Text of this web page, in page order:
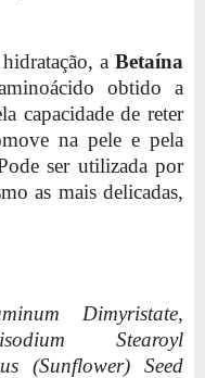
a Betaína
obtido a
capacidade de reter
na pele e pela
ser utilizada por
as mais delicadas,
Dimyristate,
Stearoyl
(Sunflower) Seed